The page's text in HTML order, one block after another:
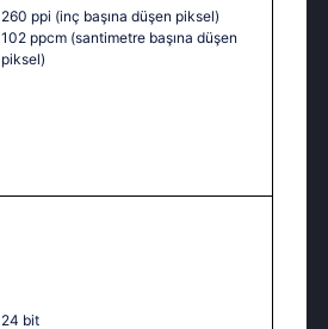
260 ppi (inç başına düşen piksel)
102 ppcm (santimetre başına düşen
piksel)
24 bit